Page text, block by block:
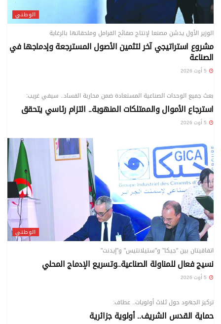
الوطني
الوزير الأول يدشن مصنعا لإنتاج صفائح الفرامل وملحقاتها بالرغاية
مشروع استراتيجي آخر لتثمين الأصول المسترجعة وإدماجها في
الصناعة
بعث جميع الوحدات الصناعية المستعادة ضمن محاربة الفساد.. سيفي غريب:
استرجاع الأموال والممتلكات المنهوبة.. التزام رئاسي يتحقق
الوطني
اتفاقيتان بين "جيكا" و"ستيلانتيس" و"إيدنت"
نسيج فعال للمناولة الصناعية..وتسريع الإدماج المحلي
تركيز الجهود حول ثلاث أولويات.. عطاف:
حماية القدس الشريف.. أولوية جزائرية